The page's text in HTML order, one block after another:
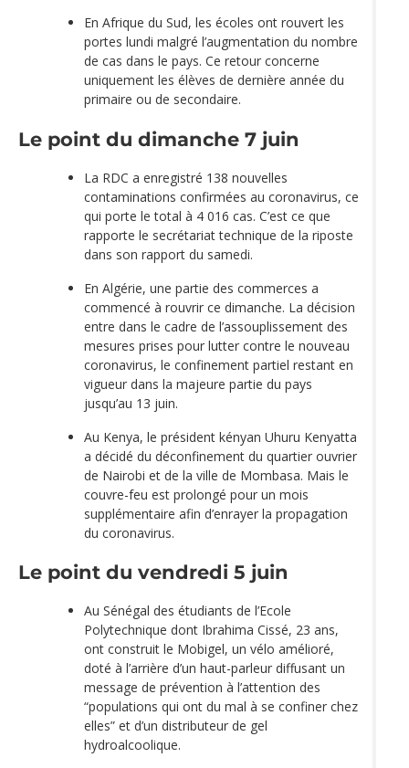
En Afrique du Sud, les écoles ont rouvert les
portes lundi malgré l’augmentation du nombre
de cas dans le pays. Ce retour concerne
uniquement les élèves de dernière année du
primaire ou de secondaire.
Le point du dimanche 7 juin
La RDC a enregistré 138 nouvelles
contaminations confirmées au coronavirus, ce
qui porte le total à 4 016 cas. C’est ce que
rapporte le secrétariat technique de la riposte
dans son rapport du samedi.
En Algérie, une partie des commerces a
commencé à rouvrir ce dimanche. La décision
entre dans le cadre de l’assouplissement des
mesures prises pour lutter contre le nouveau
coronavirus, le confinement partiel restant en
vigueur dans la majeure partie du pays
jusqu’au 13 juin.
Au Kenya, le président kényan Uhuru Kenyatta
a décidé du déconfinement du quartier ouvrier
de Nairobi et de la ville de Mombasa. Mais le
couvre-feu est prolongé pour un mois
supplémentaire afin d’enrayer la propagation
du coronavirus.
Le point du vendredi 5 juin
Au Sénégal des étudiants de l’Ecole
Polytechnique dont Ibrahima Cissé, 23 ans,
ont construit le Mobigel, un vélo amélioré,
doté à l’arrière d’un haut-parleur diffusant un
message de prévention à l’attention des
“populations qui ont du mal à se confiner chez
elles” et d’un distributeur de gel
hydroalcoolique.